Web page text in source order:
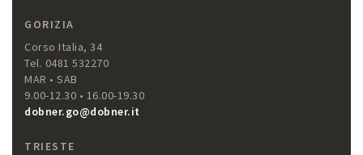
GORIZIA
Corso Italia, 34
Tel. 0481 532270
MAR • SAB
9.00-12.30 • 16.00-19.30
dobner.go@dobner.it
TRIESTE